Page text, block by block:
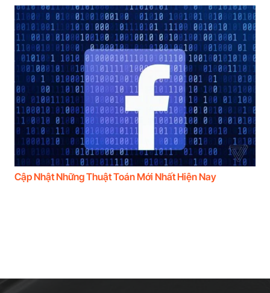
Cập Nhật Những Thuật Toán Mới Nhất Hiện Nay